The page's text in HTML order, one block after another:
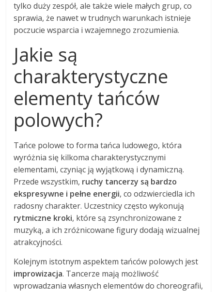
tylko duży zespół, ale także wiele małych grup, co
sprawia, że nawet w trudnych warunkach istnieje
poczucie wsparcia i wzajemnego zrozumienia.
Jakie są
charakterystyczne
elementy tańców
polowych?
Tańce polowe to forma tańca ludowego, która
wyróżnia się kilkoma charakterystycznymi
elementami, czyniąc ją wyjątkową i dynamiczną.
Przede wszystkim, ruchy tancerzy są bardzo
ekspresywne i pełne energii, co odzwierciedla ich
radosny charakter. Uczestnicy często wykonują
rytmiczne kroki, które są zsynchronizowane z
muzyką, a ich zróżnicowane figury dodają wizualnej
atrakcyjności.
Kolejnym istotnym aspektem tańców polowych jest
improwizacja. Tancerze mają możliwość
wprowadzania własnych elementów do choreografii,